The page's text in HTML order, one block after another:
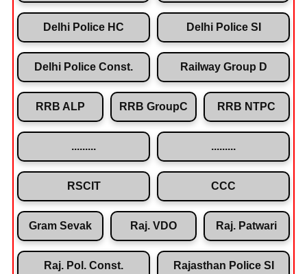
Delhi Police HC Delhi Police SI
Delhi Police Const. Railway Group D
RRB ALP RRB GroupC RRB NTPC
RSCIT CCC
Gram Sevak Raj. VDO Raj. Patwari
Raj. Pol. Const. Rajasthan Police SI